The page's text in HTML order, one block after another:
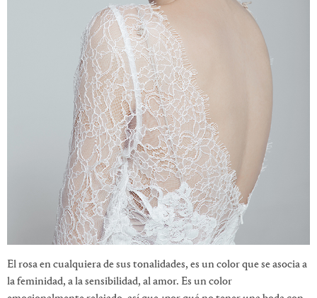
El rosa en cualquiera de sus tonalidades, es un color que se asocia a
la feminidad, a la sensibilidad, al amor. Es un color